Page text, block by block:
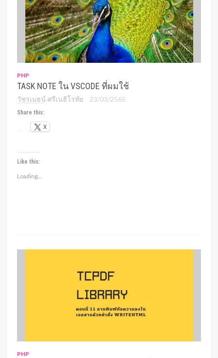
PHP
TASK NOTE ใน VSCODE ที่ผมใช้
วัชรเมธน์ ศรีเนธิโรทัย 23/03/2565
Share this:
X
Like this:
Loading...
PHP